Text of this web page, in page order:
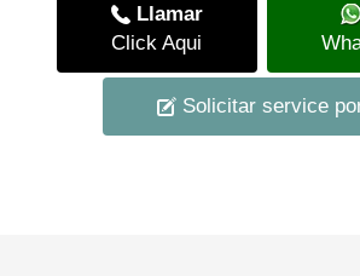
Llamar
Click Aqui
Solicitar service